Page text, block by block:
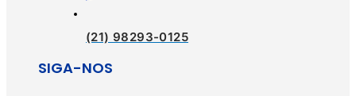
(21) 98293-0125
SIGA-NOS